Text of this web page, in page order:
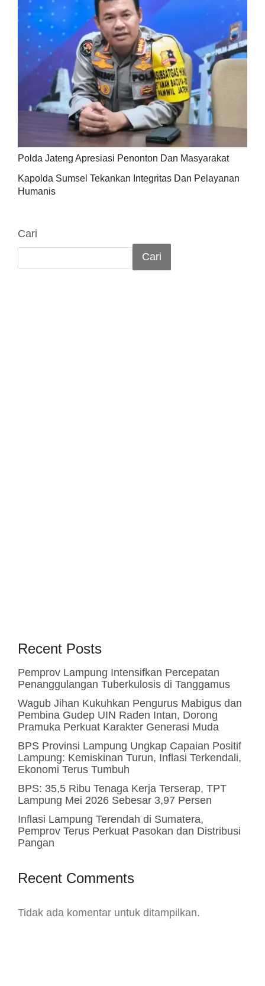
Polda Jateng Apresiasi Penonton Dan Masyarakat
Kapolda Sumsel Tekankan Integritas Dan Pelayanan
Humanis
Cari
Cari
Recent Posts
Pemprov Lampung Intensifkan Percepatan
Penanggulangan Tuberkulosis di Tanggamus
Wagub Jihan Kukuhkan Pengurus Mabigus dan
Pembina Gudep UIN Raden Intan, Dorong
Pramuka Perkuat Karakter Generasi Muda
BPS Provinsi Lampung Ungkap Capaian Positif
Lampung: Kemiskinan Turun, Inflasi Terkendali,
Ekonomi Terus Tumbuh
BPS: 35,5 Ribu Tenaga Kerja Terserap, TPT
Lampung Mei 2026 Sebesar 3,97 Persen
Inflasi Lampung Terendah di Sumatera,
Pemprov Terus Perkuat Pasokan dan Distribusi
Pangan
Recent Comments
Tidak ada komentar untuk ditampilkan.